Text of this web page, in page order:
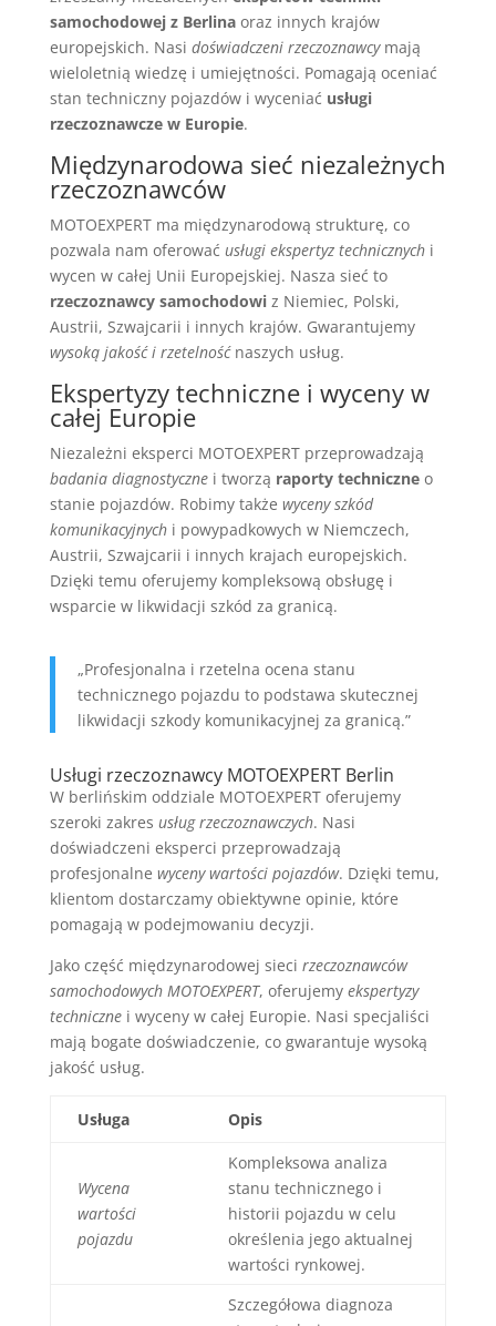
samochodowej z Berlinaoraz innych krajów
europejskich. Nasi doświadczeni rzeczoznawcymają
wieloletnią wiedzę i umiejętności. Pomagają oceniać
stan techniczny pojazdów i wyceniać usługi
rzeczoznawcze w Europie.
Międzynarodowa sieć niezależnych
rzeczoznawców
MOTOEXPERT ma międzynarodową strukturę, co
pozwala nam oferować usługi ekspertyz technicznychi
wycen w całej Unii Europejskiej. Nasza sieć to
rzeczoznawcy samochodowiz Niemiec, Polski,
Austrii, Szwajcarii i innych krajów. Gwarantujemy
wysoką jakość i rzetelnośćnaszych usług.
Ekspertyzy techniczne i wyceny w
całej Europie
Niezależni eksperci MOTOEXPERT przeprowadzają
badania diagnostycznei tworzą raporty techniczneo
stanie pojazdów. Robimy także wyceny szkód
komunikacyjnychi powypadkowych w Niemczech,
Austrii, Szwajcarii i innych krajach europejskich.
Dzięki temu oferujemy kompleksową obsługę i
wsparcie w likwidacji szkód za granicą.
„Profesjonalna i rzetelna ocena stanu
technicznego pojazdu to podstawa skutecznej
likwidacji szkody komunikacyjnej za granicą.”
Usługi rzeczoznawcy MOTOEXPERT Berlin
W berlińskim oddziale MOTOEXPERT oferujemy
szeroki zakres usług rzeczoznawczych. Nasi
doświadczeni eksperci przeprowadzają
profesjonalne wyceny wartości pojazdów. Dzięki temu,
klientom dostarczamy obiektywne opinie, które
pomagają w podejmowaniu decyzji.
Jako część międzynarodowej sieci rzeczoznawców
samochodowych MOTOEXPERT, oferujemy ekspertyzy
technicznei wyceny w całej Europie. Nasi specjaliści
mają bogate doświadczenie, co gwarantuje wysoką
jakość usług.
Usługa Opis
Wycena
wartości
pojazdu
Kompleksowa analiza
stanu technicznego i
historii pojazdu w celu
określenia jego aktualnej
wartości rynkowej.
Szczegółowa diagnoza